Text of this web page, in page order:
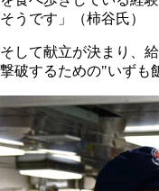
そうです」（柿谷氏）
そして献立が決まり、
撃破するための"いずも